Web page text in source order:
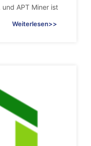
APT Miner ist
Weiterlesen>>